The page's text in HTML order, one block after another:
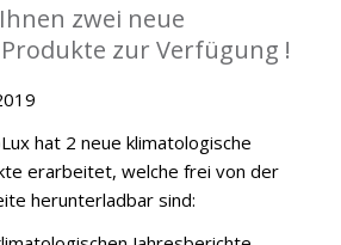
zwei neue
zur Verfügung !
hat 2 neue klimatologische
erarbeitet, welche frei von der
herunterladbar sind: